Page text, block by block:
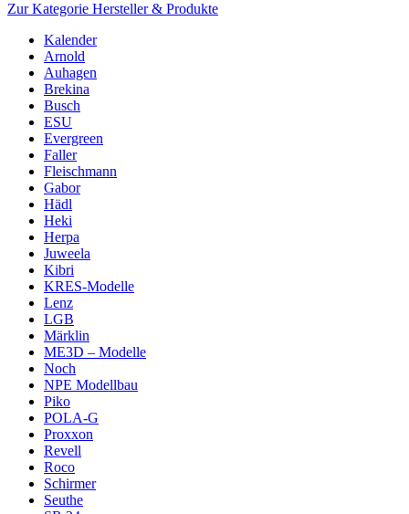
Zur Kategorie Hersteller & Produkte
Kalender
Arnold
Auhagen
Brekina
Busch
ESU
Evergreen
Faller
Fleischmann
Gabor
Hädl
Heki
Herpa
Juweela
Kibri
KRES-Modelle
Lenz
LGB
Märklin
ME3D – Modelle
Noch
NPE Modellbau
Piko
POLA-G
Proxxon
Revell
Roco
Schirmer
Seuthe